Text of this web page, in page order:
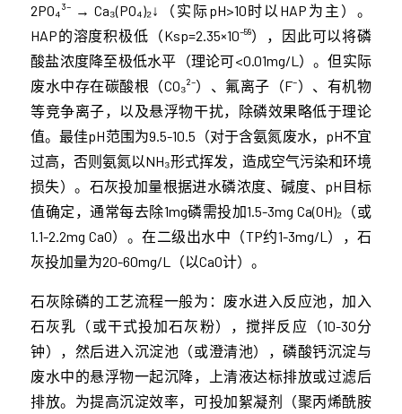
2PO₄³⁻ → Ca₃(PO₄)₂↓（实际pH>10时以HAP为主）。
HAP的溶度积极低（Ksp=2.35×10⁻⁵⁹），因此可以将磷
酸盐浓度降至极低水平（理论可<0.01mg/L）。但实际
废水中存在碳酸根（CO₃²⁻）、氟离子（F⁻）、有机物
等竞争离子，以及悬浮物干扰，除磷效果略低于理论
值。最佳pH范围为9.5-10.5（对于含氨氮废水，pH不宜
过高，否则氨氮以NH₃形式挥发，造成空气污染和环境
损失）。石灰投加量根据进水磷浓度、碱度、pH目标
值确定，通常每去除1mg磷需投加1.5-3mg Ca(OH)₂（或
1.1-2.2mg CaO）。在二级出水中（TP约1-3mg/L），石
灰投加量为20-60mg/L（以CaO计）。
石灰除磷的工艺流程一般为：废水进入反应池，加入
石灰乳（或干式投加石灰粉），搅拌反应（10-30分
钟），然后进入沉淀池（或澄清池），磷酸钙沉淀与
废水中的悬浮物一起沉降，上清液达标排放或过滤后
排放。为提高沉淀效率，可投加絮凝剂（聚丙烯酰胺